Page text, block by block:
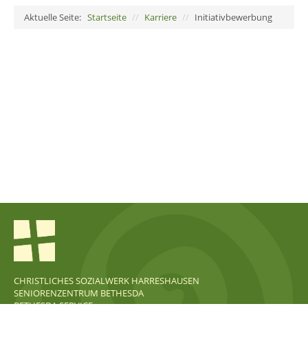
Aktuelle Seite: Startseite // Karriere // Initiativbewerbung
CHRISTLICHES SOZIALWERK HARRESHAUSEN
SENIORENZENTRUM BETHESDA
BETHESDA SERVICE